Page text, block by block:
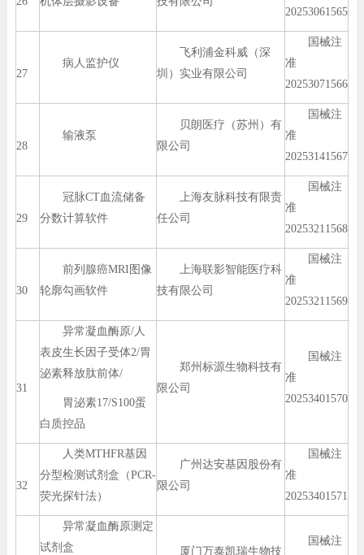
20253061565
27
病人监护仪
飞利浦金科威（深
圳）实业有限公司
国械注
准
20253071566
28
输液泵
贝朗医疗（苏州）有
限公司
国械注
准
20253141567
29
冠脉CT血流储备
分数计算软件
上海友脉科技有限责
任公司
国械注
准
20253211568
30
前列腺癌MRI图像
轮廓勾画软件
上海联影智能医疗科
技有限公司
国械注
准
20253211569
31
异常凝血酶原/人
表皮生长因子受体2/胃
泌素释放肽前体/
胃泌素17/S100蛋
白质控品
郑州标源生物科技有
限公司
国械注
准
20253401570
32
人类MTHFR基因
分型检测试剂盒（PCR-
荧光探针法）
广州达安基因股份有
限公司
国械注
准
20253401571
异常凝血酶原测定
试剂盒
厦门万泰凯瑞生物技
国械注